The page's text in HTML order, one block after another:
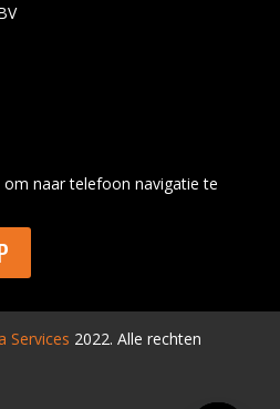
naar telefoon navigatie te
Services 2022. Alle rechten